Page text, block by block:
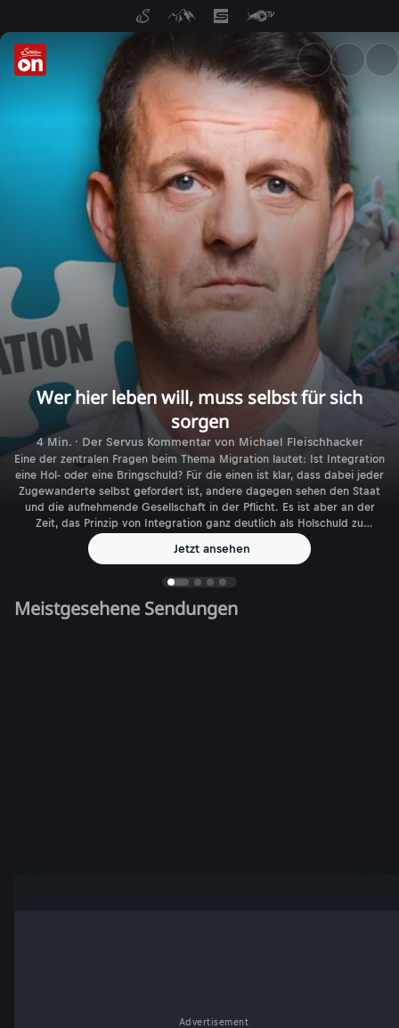
ServusTV On: Livestreams,
Wer hier leben will, muss selbst für sich
sorgen
4 Min. · Der Servus Kommentar von Michael Fleischhacker
Eine der zentralen Fragen beim Thema Migration lautet: Ist Integration
eine Hol- oder eine Bringschuld? Für die einen ist klar, dass dabei jeder
Zugewanderte selbst gefordert ist, andere dagegen sehen den Staat
und die aufnehmende Gesellschaft in der Pflicht. Es ist aber an der
Zeit, das Prinzip von Integration ganz deutlich als Holschuld zu
Jetzt ansehen
Meistgesehene Sendungen
Advertisement